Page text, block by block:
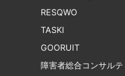
RESQWO
TASKI
GOORUIT
障害者総合コンサル